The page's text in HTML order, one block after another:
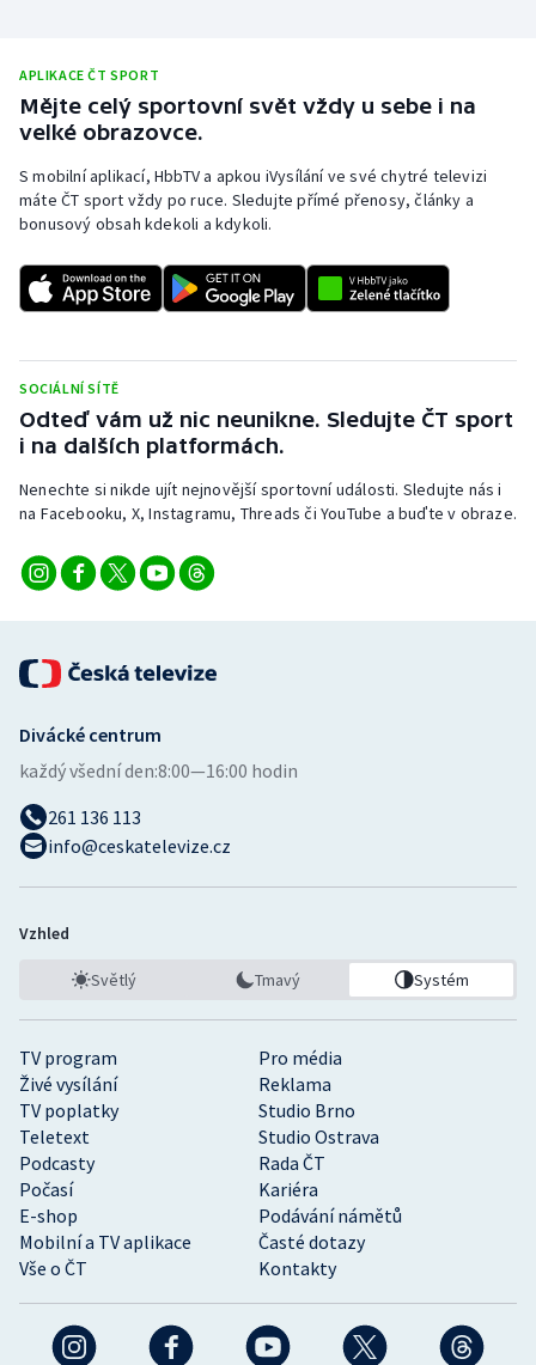
APLIKACE ČT SPORT
Mějte celý sportovní svět vždy u sebe i na
velké obrazovce.
S mobilní aplikací, HbbTV a apkou iVysílání ve své chytré televizi
máte ČT sport vždy po ruce. Sledujte přímé přenosy, články a
bonusový obsah kdekoli a kdykoli.
SOCIÁLNÍ SÍTĚ
Odteď vám už nic neunikne. Sledujte ČT sport
i na dalších platformách.
Nenechte si nikde ujít nejnovější sportovní události. Sledujte nás i
na Facebooku, X, Instagramu, Threads či YouTube a buďte v obraze.
TV program
Pro média
Živé vysílání
Reklama
TV poplatky
Studio Brno
Teletext
Studio Ostrava
Podcasty
Rada ČT
Počasí
Kariéra
E-shop
Podávání námětů
Mobilní a TV aplikace
Časté dotazy
Vše o ČT
Kontakty
Divácké centrum
každý všední den:8:00—16:00 hodin
261 136 113
info@ceskatelevize.cz
Vzhled
Světlý Tmavý Systém